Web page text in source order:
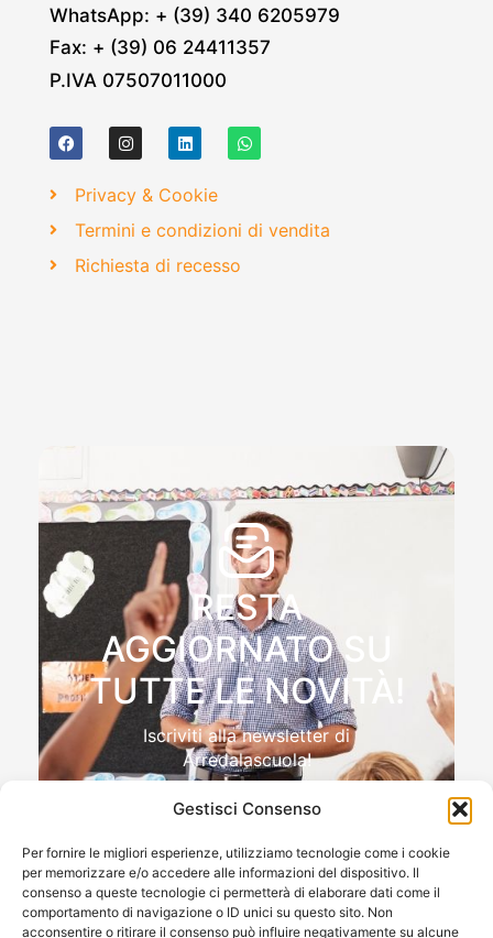
Gestisci Consenso
Per fornire le migliori esperienze, utilizziamo tecnologie come i cookie
per memorizzare e/o accedere alle informazioni del dispositivo. Il
consenso a queste tecnologie ci permetterà di elaborare dati come il
comportamento di navigazione o ID unici su questo sito. Non
acconsentire o ritirare il consenso può influire negativamente su alcune
WhatsApp: + (39) 340 6205979
Fax: + (39) 06 24411357
P.IVA 07507011000
Privacy & Cookie
Termini e condizioni di vendita
Richiesta di recesso
RESTA
AGGIORNATO SU
TUTTE LE NOVITÀ!
Iscriviti alla newsletter di
Arredalascuola!
Autorizzo il trattamento dei miei dati personali , ai sensi
e per gli effetti del Reg.to UE 2016/679 (GDPR)